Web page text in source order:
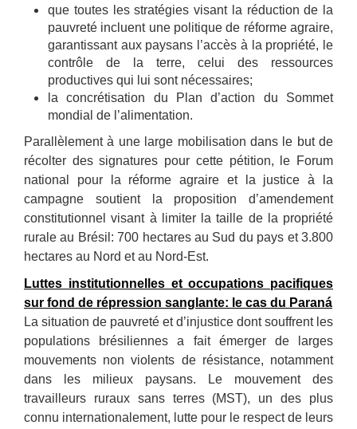
que toutes les stratégies visant la réduction de la
pauvreté incluent une politique de réforme agraire,
garantissant aux paysans l’accès à la propriété, le
contrôle de la terre, celui des ressources
productives qui lui sont nécessaires;
la concrétisation du Plan d’action du Sommet
mondial de l’alimentation.
Parallèlement à une large mobilisation dans le but de
récolter des signatures pour cette pétition, le Forum
national pour la réforme agraire et la justice à la
campagne soutient la proposition d’amendement
constitutionnel visant à limiter la taille de la propriété
rurale au Brésil: 700 hectares au Sud du pays et 3.800
hectares au Nord et au Nord-Est.
Luttes institutionnelles et occupations pacifiques
sur fond de répression sanglante: le cas du Paraná
La situation de pauvreté et d’injustice dont souffrent les
populations brésiliennes a fait émerger de larges
mouvements non violents de résistance, notamment
dans les milieux paysans. Le mouvement des
travailleurs ruraux sans terres (MST), un des plus
connu internationalement, lutte pour le respect de leurs